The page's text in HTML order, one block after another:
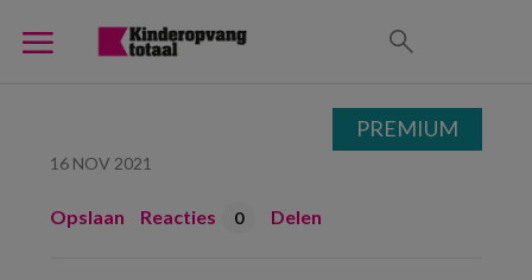
16 NOV 2021
Opslaan Reacties 0 Delen
PREMIUM